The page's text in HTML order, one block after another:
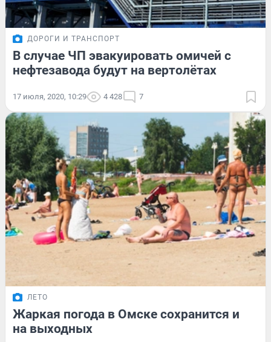
ДОРОГИ И ТРАНСПОРТ
В случае ЧП эвакуировать омичей с
нефтезавода будут на вертолётах
17 июля, 2020, 10:29 4 428 7
ЛЕТО
Жаркая погода в Омске сохранится и
на выходных